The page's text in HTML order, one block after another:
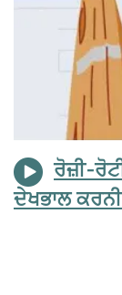
ਰੋਜ਼ੀ-
ਦੇਖਭਾਲ